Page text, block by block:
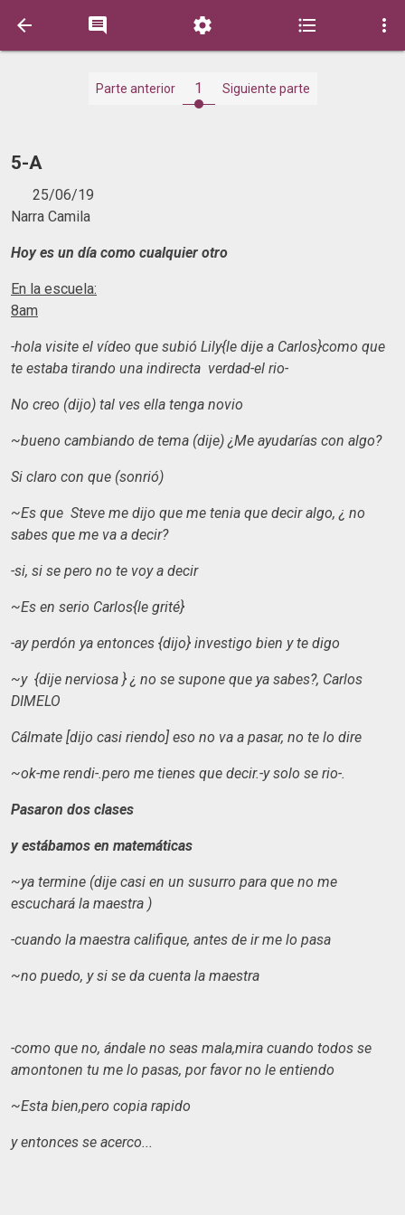
    
Parte anterior 1 Siguiente parte
5-A
25/06/19
Narra Camila
Hoy es un día como cualquier otro
En la escuela:
8am
-hola visite el vídeo que subió Lily{le dije a Carlos}como que
te estaba tirando una indirecta verdad-el rio-
No creo (dijo) tal ves ella tenga novio
~bueno cambiando de tema (dije) ¿Me ayudarías con algo?
Si claro con que (sonrió)
~Es que Steve me dijo que me tenia que decir algo, ¿ no
sabes que me va a decir?
-si, si se pero no te voy a decir
~Es en serio Carlos{le grité}
-ay perdón ya entonces {dijo} investigo bien y te digo
~y {dije nerviosa } ¿ no se supone que ya sabes?, Carlos
DIMELO
Cálmate [dijo casi riendo] eso no va a pasar, no te lo dire
~ok-me rendi-.pero me tienes que decir.-y solo se rio-.
Pasaron dos clases
y estábamos en matemáticas
~ya termine (dije casi en un susurro para que no me
escuchará la maestra )
-cuando la maestra califique, antes de ir me lo pasa
~no puedo, y si se da cuenta la maestra
-como que no, ándale no seas mala,mira cuando todos se
amontonen tu me lo pasas, por favor no le entiendo
~Esta bien,pero copia rapido
y entonces se acerco...